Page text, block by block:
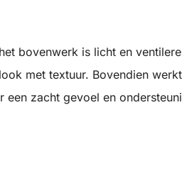
bovenwerk is licht en
met textuur. Bovendien
een zacht gevoel en